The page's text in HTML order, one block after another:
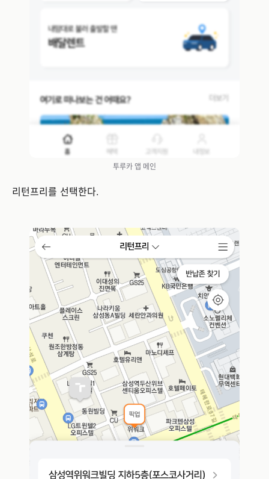
투루카 앱 메인
리턴프리를 선택한다.